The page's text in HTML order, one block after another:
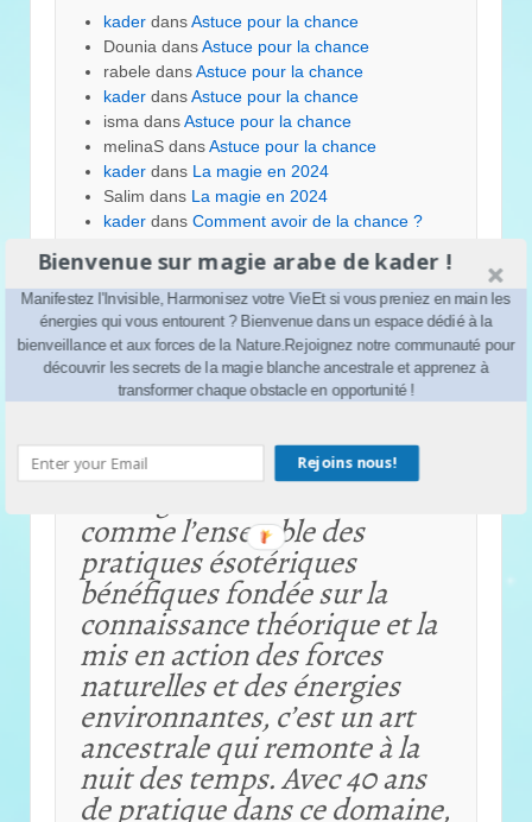
kader dansAstuce pour la chance
Dounia dansAstuce pour la chance
rabele dansAstuce pour la chance
kader dansAstuce pour la chance
isma dansAstuce pour la chance
melinaS dansAstuce pour la chance
kader dans La magie en 2024
Salim dans La magie en 2024
kader dans Comment avoir de la chance ?
kaderdans Comment se libérer du négatif
simplement
comme l’ensemble des
pratiques ésotériques
bénéfiques fondée sur la
connaissance théorique etla
mis en action des forces
naturelles et des énergies
environnantes, c’est un art
ancestrale qui remonte à la
nuit des temps. Avec 40 ans
de pratique dans ce domaine,
Bienvenue sur magie arabe de kader !
Manifestez l'Invisible, Harmonisez votre VieEt si vous preniez en main les
énergies qui vous entourent ? Bienvenue dans un espace dédié à la
bienveillance et aux forces de la Nature.Rejoignez notre communauté pour
découvrir les secrets de la magie blanche ancestrale et apprenez à
transformer chaque obstacle en opportunité !
Rejoins nous!